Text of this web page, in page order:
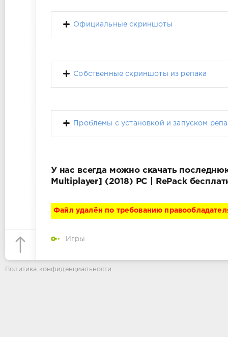
Официальные скриншоты
Собственные скриншоты из репака
Проблемы с установкой и запуском
У нас всегда можно скачать
Multiplayer] (2018) PC | RePack
Файл удалён по требованию
Игры
Политика конфиденциальности